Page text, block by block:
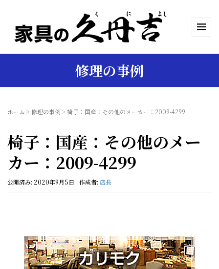
修理の事例
ホーム > 修理の事例 > 椅子：国産：その他のメーカー：2009-4299
椅子：国産：その他のメー
カー：2009-4299
公開済み: 2020年9月5日 作成者: 店長